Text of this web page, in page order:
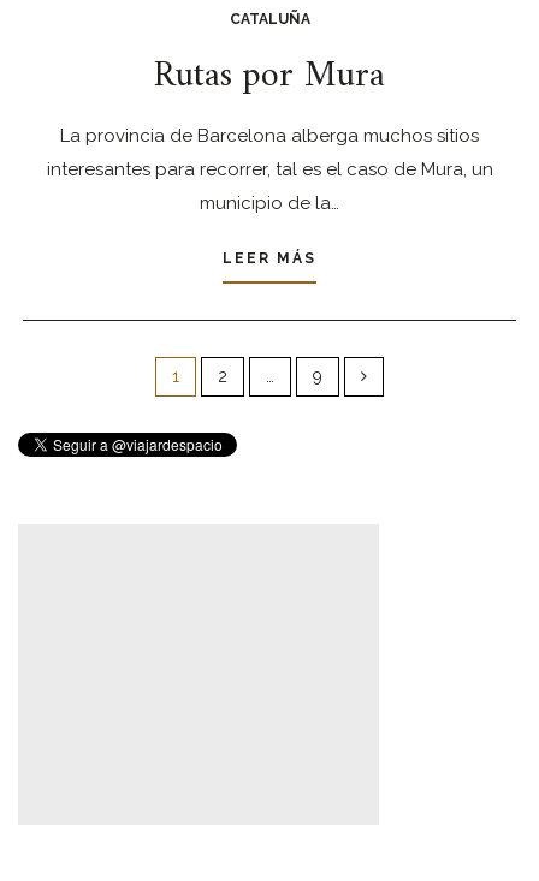
CATALUÑA
Rutas por Mura
La provincia de Barcelona alberga muchos sitios
interesantes para recorrer, tal es el caso de Mura, un
municipio de la…
LEER MÁS
Paginación
entradas
1 2 … 9